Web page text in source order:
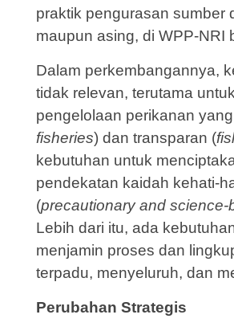
praktik pengurasan sumber
maupun asing, di WPP-NRI
Dalam perkembangannya,
tidak relevan, terutama
pengelolaan perikanan
fisheries) dan transparan (
kebutuhan untuk
pendekatan kaidah kehati-
(precautionary and
Lebih dari itu, ada
menjamin proses dan
terpadu, menyeluruh, dan
Perubahan Strategis